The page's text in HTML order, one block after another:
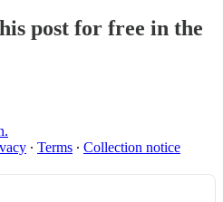
post for free in the
∙ Terms ∙ Collection notice